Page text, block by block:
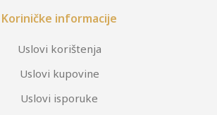
Koriničke informacije
Uslovi korištenja
Uslovi kupovine
Uslovi isporuke